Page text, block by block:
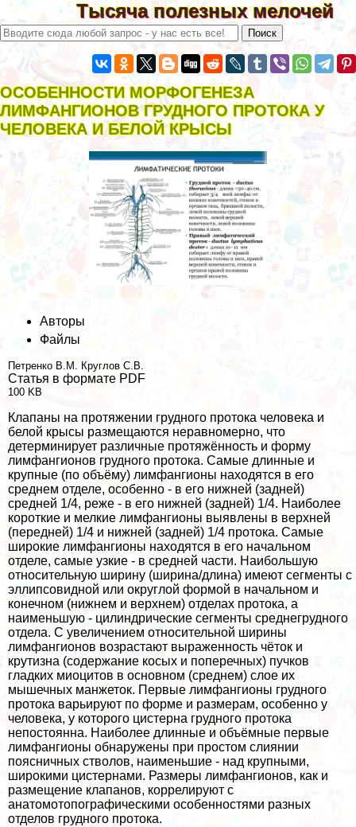
Тысяча полезных мелочей
ОСОБЕННОСТИ МОРФОГЕНЕЗА
ЛИМФАНГИОНОВ ГРУДНОГО ПРОТОКА У
ЧЕЛОВЕКА И БЕЛОЙ КРЫСЫ
Авторы
Файлы
Петренко В.М. Круглов С.В.
Статья в формате PDF
100 KB
Клапаны на протяжении грудного протока человека и
белой крысы размещаются неравномерно, что
детерминирует различные протяжённость и форму
лимфангионов грудного протока. Самые длинные и
крупные (по объёму) лимфангионы находятся в его
среднем отделе, особенно - в его нижней (задней)
средней 1/4, реже - в его нижней (задней) 1/4. Наиболее
короткие и мелкие лимфангионы выявлены в верхней
(передней) 1/4 и нижней (задней) 1/4 протока. Самые
широкие лимфангионы находятся в его начальном
отделе, самые узкие - в средней части. Наибольшую
относительную ширину (ширина/длина) имеют сегменты с
эллипсовидной или округлой формой в начальном и
конечном (нижнем и верхнем) отделах протока, а
наименьшую - цилиндрические сегменты среднегрудного
отдела. С увеличением относительной ширины
лимфангионов возрастают выраженность чёток и
крутизна (содержание косых и поперечных) пучков
гладких миоцитов в основном (среднем) слое их
мышечных манжеток. Первые лимфангионы грудного
протока варьируют по форме и размерам, особенно у
человека, у которого цистерна грудного протока
непостоянна. Наиболее длинные и объёмные первые
лимфангионы обнаружены при простом слиянии
поясничных стволов, наименьшие - над крупными,
широкими цистернами. Размеры лимфангионов, как и
размещение клапанов, коррелируют с
анатомотопографическими особенностями разных
отделов грудного протока.